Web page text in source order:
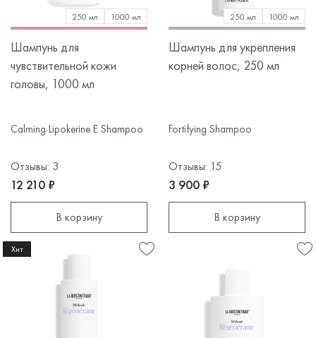
250 мл 1000 мл
Шампунь для
чувствительной кожи
головы, 1000 мл
Calming Lipokerine E Shampoo
Отзывы: 3
12 210 ₽
В корзину
250 мл 1000 мл
Шампунь для укрепления
корней волос, 250 мл
Fortifying Shampoo
Отзывы: 15
3 900 ₽
В корзину
Хит